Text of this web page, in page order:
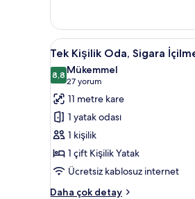
smoking
hakkında
daha
fazla
detay
Tek
Kişilik
Oda,
Sigara
İçilmez
için
tüm
fotoğrafları
görün
3
Tek Kişilik Oda, Sigara
8,88,8 / 10
Mükemmel
27 yorum
(27
yorum)
11 metre kare
1 yatak odası
1 kişilik
1 çift Kişilik Yatak
Ücretsiz kablosuz internet
Daha çok detay
Tek